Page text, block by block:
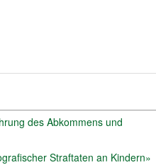
des Abkommens und
Straftaten an Kindern»